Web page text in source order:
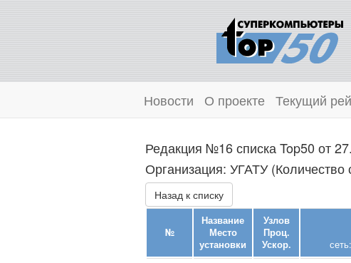
Новости О проекте Текущий
Редакция №16 списка Top50 от
Организация: УГАТУ (Количество
Назад к списку
№
Название
Место
установки
Узлов
Проц.
Ускор.